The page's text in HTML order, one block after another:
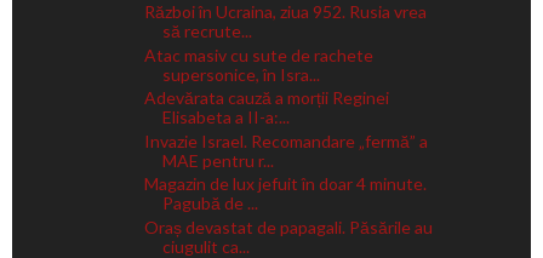
Război în Ucraina, ziua 952. Rusia vrea
să recrute...
Atac masiv cu sute de rachete
supersonice, în Isra...
Adevărata cauză a morții Reginei
Elisabeta a II-a:...
Invazie Israel. Recomandare „fermă” a
MAE pentru r...
Magazin de lux jefuit în doar 4 minute.
Pagubă de ...
Oraș devastat de papagali. Păsările au
ciugulit ca...